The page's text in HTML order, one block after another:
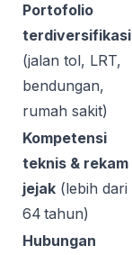
Portofolio
terdiversifikasi
(jalan tol, LRT,
bendungan,
rumah sakit)
Kompetensi
teknis & rekam
jejak (lebih dari
64 tahun)
Hubungan